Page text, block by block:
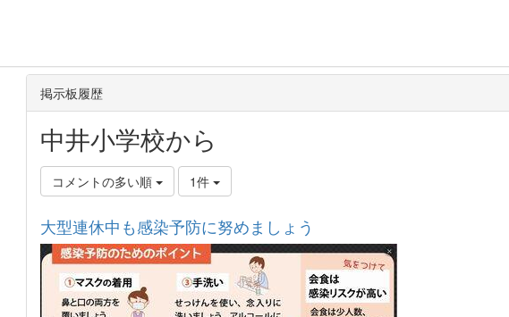
掲示板履歴
中井小学校から
コメントの多い順 1件
大型連休中も感染予防に努めましょう